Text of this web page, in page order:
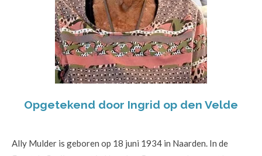
Opgetekend door Ingrid op den Velde
Ally Mulder is geboren op 18 juni 1934 in Naarden. In de